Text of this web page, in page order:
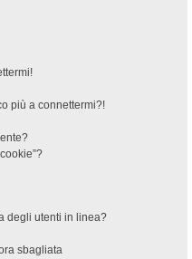
più a connettermi?!
degli utenti in linea?
sbagliata